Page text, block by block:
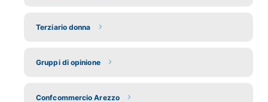
Terziario donna
Gruppi di opinione
Confcommercio Arezzo